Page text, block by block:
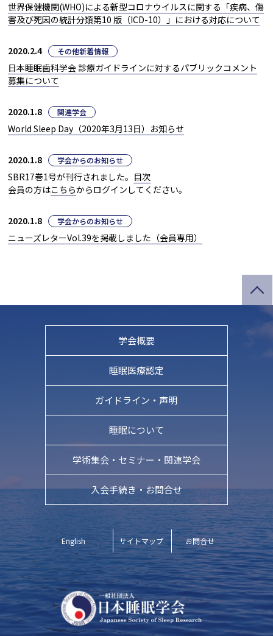
世界保健機関(WHO)による新型コロナウイルスに関する「疾病、傷
害及び死因の統計分類第10 版（ICD-10）」における対応について
2020.2.4 その他新着情報
日本睡眠歯科学会 診療ガイドラインに対するパブリックコメント
募集について
2020.1.8 関連学会
World Sleep Day（2020年3月13日）お知らせ
2020.1.8 学会からのお知らせ
SBR17巻1号が刊行されました。 目次
会員の方はこちらからログインしてください。
2020.1.8 学会からのお知らせ
ニューズレターVol.39を掲載しました（会員専用）
学会概要
睡眠医療認定
ガイドライン・ 声明
睡眠について
学術集会・ セミナー・関連学会
入会手続き・お問合せ
English サイトマップ お問合せ